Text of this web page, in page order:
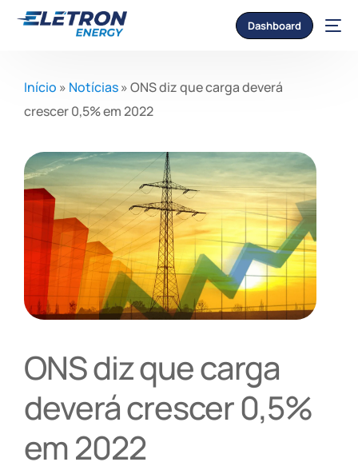
Dashboard
Início » Notícias»ONS diz que carga deverá
crescer 0,5% em 2022
ONS diz que carga
deverá crescer 0,5%
em 2022